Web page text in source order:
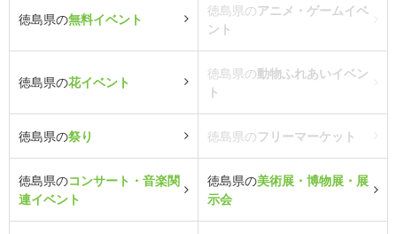
徳島県の無料イベント
徳島県のアニメ・ゲームイベ
ント
徳島県の花イベント
徳島県の動物ふれあいイベン
ト
徳島県の祭り 徳島県のフリーマーケット
徳島県のコンサート・音楽関
連イベント
徳島県の美術展・博物展・展
示会